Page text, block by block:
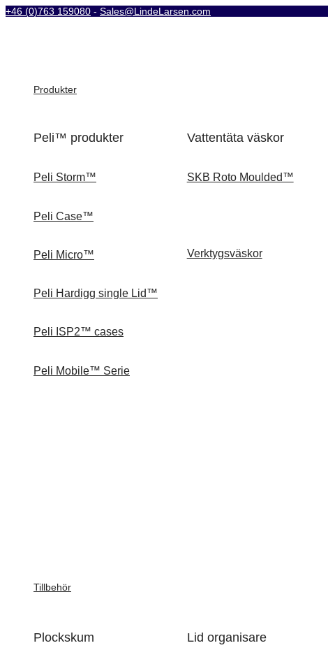
+46 (0)763 159080 - Sales@LindeLarsen.com
Produkter
Peli™ produkter
Peli Storm™
Peli Case™
Peli Micro™
Peli Hardigg single Lid™
Peli ISP2™ cases
Peli Mobile™ Serie
Vattentäta väskor
SKB Roto Moulded™
Verktygsväskor
Tillbehör
Plockskum Lid organisare